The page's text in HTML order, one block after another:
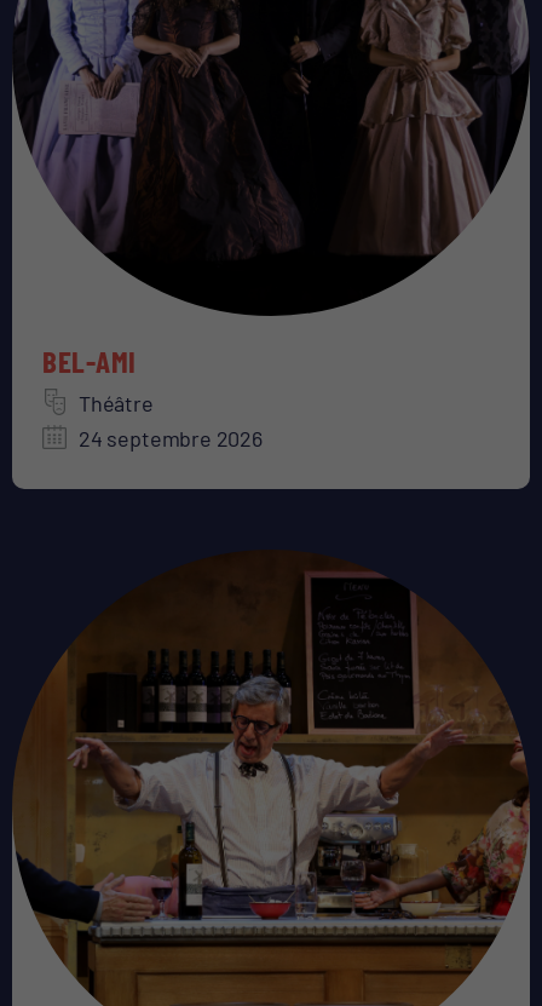
BEL-AMI
Théâtre
24 septembre 2026